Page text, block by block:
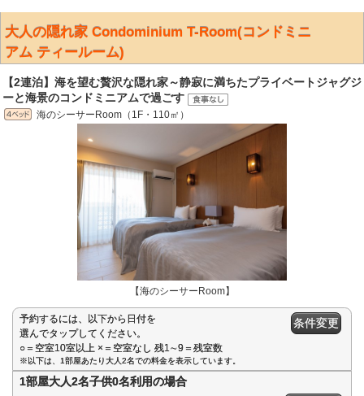
大人の隠れ家 Condominium T-Room(コンドミニ
アム ティールーム)
【2連泊】海を望む贅沢な隠れ家～静寂に満ちたプライベートジャグジ
ーと海景のコンドミニアムで過ごす
海のシーサーRoom（1F・110㎡）
【海のシーサーRoom】
予約するには、以下から日付を
選んでタップしてください。
○＝空室10室以上 ×＝空室なし 残1∼9＝残室数
条件変更
※以下は、1部屋あたり大人2名での料金を表示しています。
1部屋大人2名子供0名利用の場合